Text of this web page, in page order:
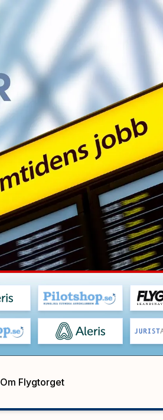
Om Flygtorget